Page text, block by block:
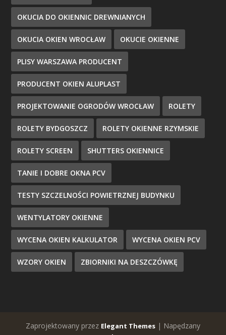
OKUCIA DO OKIENNIC DREWNIANYCH
OKUCIA OKIEN WROCŁAW OKUCIE OKIENNE
PLISY WARSZAWA PRODUCENT
PRODUCENT OKIEN ALUPLAST
PROJEKTOWANIE OGRODÓW WROCŁAW ROLETY
ROLETY BYDGOSZCZ ROLETY OKIENNE RZYMSKIE
ROLETY SCREEN SHUTTERS OKIENNICE
TANIE I DOBRE OKNA PCV
TESTY SZCZELNOŚCI POWIETRZNEJ BUDYNKU
WENTYLATORY OKIENNE
WYCENA OKIEN KALKULATOR WYCENA OKIEN PCV
WZORY OKIEN ZBIORNIKI NA DESZCZÓWKĘ
Zaprojektowany przez Elegant Themes | Napędzany